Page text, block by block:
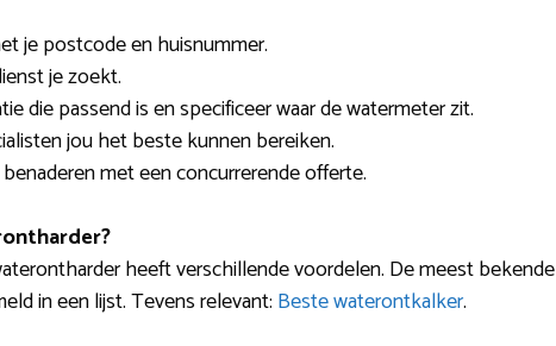
je postcode en huisnummer.
je zoekt.
die passend is en specificeer waar de watermeter zit.
jou het beste kunnen bereiken.
met een concurrerende offerte.
heeft verschillende voordelen. De meest bekende
in een lijst. Tevens relevant: Beste waterontkalker.